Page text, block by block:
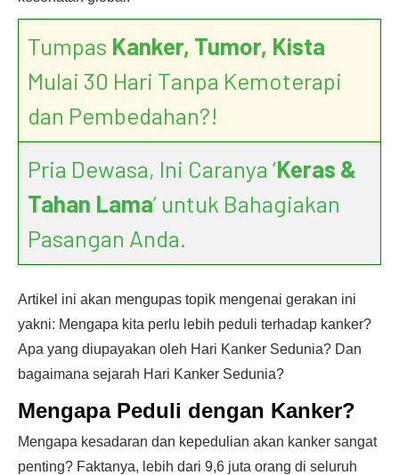
Tumpas Kanker, Tumor, Kista
Mulai 30 Hari Tanpa Kemoterapi
dan Pembedahan?!
Pria Dewasa, Ini Caranya ‘Keras &
Tahan Lama’ untuk Bahagiakan
Pasangan Anda.
Artikel ini akan mengupas topik mengenai gerakan ini
yakni: Mengapa kita perlu lebih peduli terhadap kanker?
Apa yang diupayakan oleh Hari Kanker Sedunia? Dan
bagaimana sejarah Hari Kanker Sedunia?
Mengapa Peduli dengan Kanker?
Mengapa kesadaran dan kepedulian akan kanker sangat
penting? Faktanya, lebih dari 9,6 juta orang di seluruh